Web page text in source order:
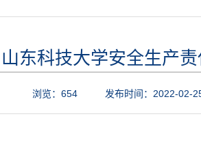
山东科技大学安全生产
发布时间：2022-02-
浏览： 654